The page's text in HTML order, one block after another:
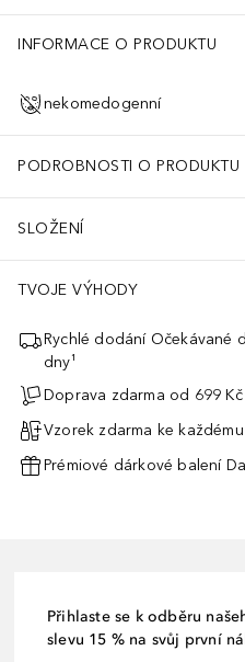
INFORMACE O PRODUKTU
nekomedogenní
PODROBNOSTI O PRODUKTU
SLOŽENÍ
TVOJE VÝHODY
Rychlé dodání Očekávané
dny¹
Doprava zdarma od 699 Kč
Vzorek zdarma ke každému
Prémiové dárkové balení
Přihlaste se k odběru
slevu 15 % na svůj první